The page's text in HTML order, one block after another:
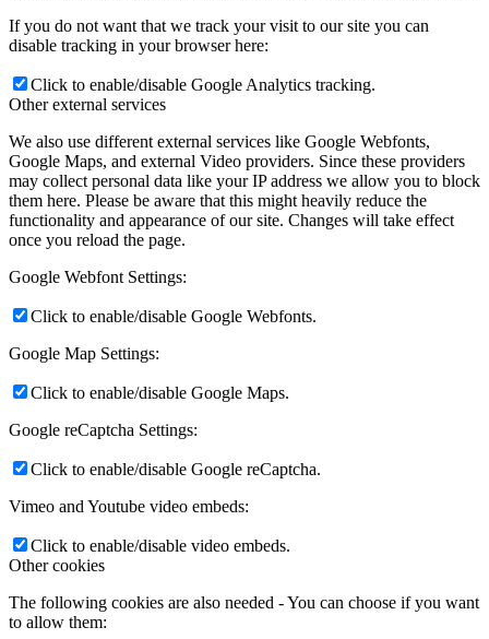
If you do not want that we track your visit to our site you can
disable tracking in your browser here:
Click to enable/disable Google Analytics tracking.
Other external services
We also use different external services like Google Webfonts,
Google Maps, and external Video providers. Since these providers
may collect personal data like your IP address we allow you to block
them here. Please be aware that this might heavily reduce the
functionality and appearance of our site. Changes will take effect
once you reload the page.
Google Webfont Settings:
Click to enable/disable Google Webfonts.
Google Map Settings:
Click to enable/disable Google Maps.
Google reCaptcha Settings:
Click to enable/disable Google reCaptcha.
Vimeo and Youtube video embeds:
Click to enable/disable video embeds.
Other cookies
The following cookies are also needed - You can choose if you want
to allow them: